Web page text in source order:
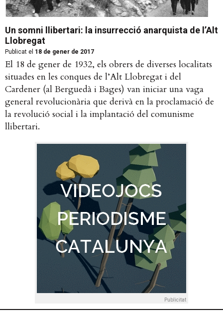
Un somni llibertari: la insurrecció anarquista de l’Alt
Llobregat
Publicat el 18 de gener de 2017
El 18 de gener de 1932, els obrers de diverses localitats
situades en les conques de l’Alt Llobregat i del
Cardener (al Berguedà i Bages) van iniciar una vaga
general revolucionària que derivà en la proclamació de
la revolució social i la implantació del comunisme
llibertari.
Publicitat